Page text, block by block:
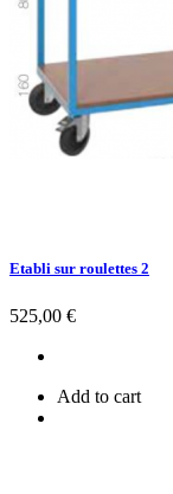
Etabli sur roulettes 2
Prix
525,00 €
Add to cart